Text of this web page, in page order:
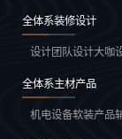
全体系装修设计
设计团队设计大咖
全体系主材产品
机电设备软装产品